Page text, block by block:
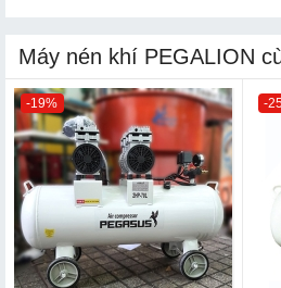
Máy nén khí PEGALION
-19% -